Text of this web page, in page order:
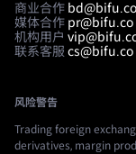
商业合作 bd@bifu.co
媒体合作 pr@bifu.co
机构用户
联系客服 cs@bifu.co
风险警告
Trading foreign
derivatives, margin